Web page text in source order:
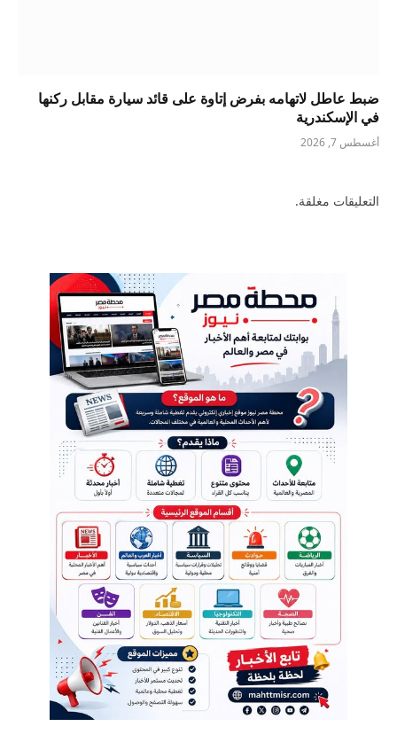
ضبط عاطل لاتهامه بفرض إتاوة على قائد سيارة مقابل ركنها
في الإسكندرية
أغسطس 7, 2026
التعليقات مغلقة.